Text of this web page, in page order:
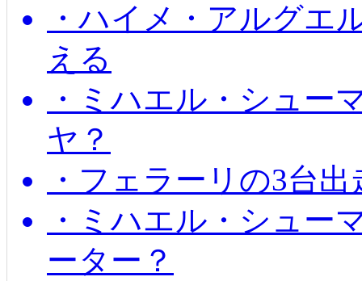
・ハイメ・アルグエ
える
・ミハエル・シュー
ヤ？
・フェラーリの3台
・ミハエル・シュー
ーター？